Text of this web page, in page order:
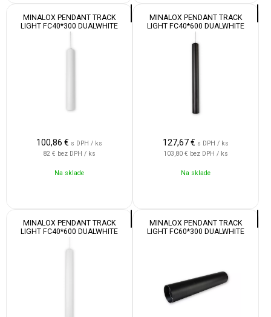
MINALOX PENDANT TRACK
LIGHT FC40*300 DUALWHITE
100,86 € s DPH / ks
82 € bez DPH / ks
Na sklade
MINALOX PENDANT TRACK
LIGHT FC40*600 DUALWHITE
127,67€ s DPH / ks
103,80 € bez DPH / ks
Na sklade
MINALOX PENDANT TRACK
LIGHT FC40*600 DUALWHITE
MINALOX PENDANT TRACK
LIGHT FC60*300 DUALWHITE